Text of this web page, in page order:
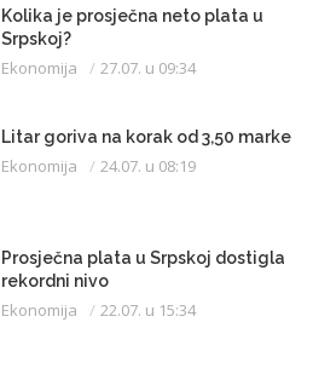
Kolika je prosječna neto plata u
Srpskoj?
Ekonomija 27.07. u 09:34
Litar goriva na korak od 3,50 marke
Ekonomija 24.07. u 08:19
Prosječna plata u Srpskoj dostigla
rekordni nivo
Ekonomija 22.07. u 15:34